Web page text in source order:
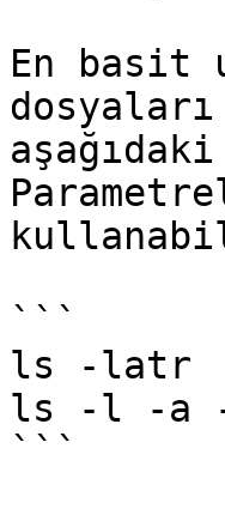
En basit
```
ls -latr
ls -l -a
```